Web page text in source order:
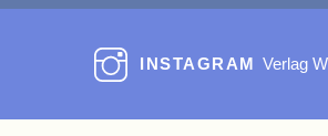
INSTAGRAM Verlag